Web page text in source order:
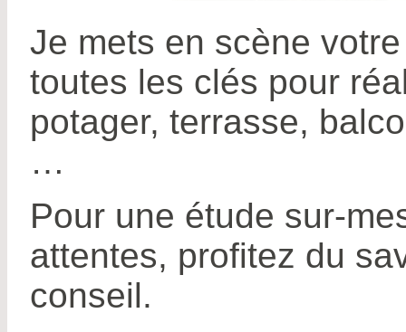
Je mets en scène
toutes les clés pour
potager, terrasse,
…
Pour une étude sur-
attentes, profitez du
conseil.